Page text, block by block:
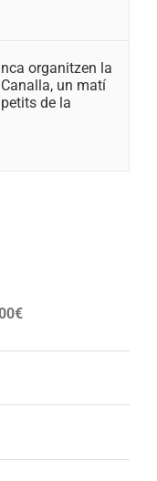
organitzen la
un matí
de la
€